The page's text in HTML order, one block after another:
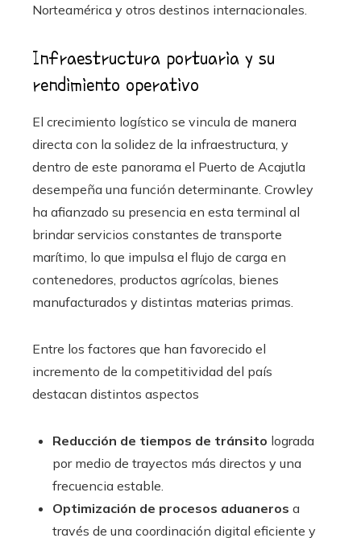
Norteamérica y otros destinos internacionales.
Infraestructura portuaria y su
rendimiento operativo
El crecimiento logístico se vincula de manera
directa con la solidez de la infraestructura, y
dentro de este panorama el Puerto de Acajutla
desempeña una función determinante. Crowley
ha afianzado su presencia en esta terminal al
brindar servicios constantes de transporte
marítimo, lo que impulsa el flujo de carga en
contenedores, productos agrícolas, bienes
manufacturados y distintas materias primas.
Entre los factores que han favorecido el
incremento de la competitividad del país
destacan distintos aspectos
Reducción de tiempos de tránsito lograda
por medio de trayectos más directos y una
frecuencia estable.
Optimización de procesos aduaneros a
través de una coordinación digital eficiente y